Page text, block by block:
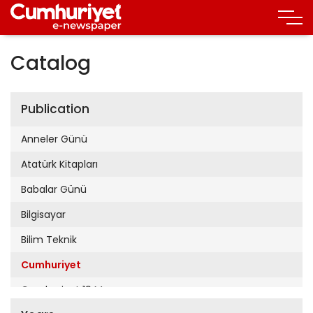
Catalog
Publication
Anneler Günü
Atatürk Kitapları
Babalar Günü
Bilgisayar
Bilim Teknik
Cumhuriyet
Cumhuriyet 19 Mayıs